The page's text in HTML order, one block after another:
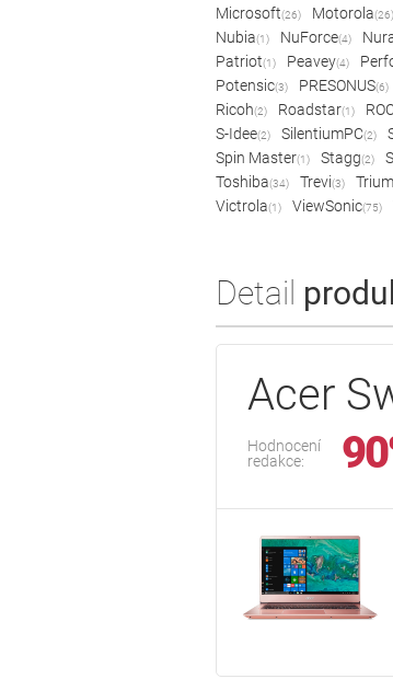
Microsoft(26) Motorola(26)
Nubia(1) NuForce(4)
Patriot(1) Peavey(4)
Potensic(3) PRESONUS(6)
Ricoh(2) Roadstar(1)
S-Idee(2) SilentiumPC(2)
Spin Master(1) Stagg(2)
Toshiba(34) Trevi(3)
Victrola(1) ViewSonic(75)
Detail
Acer
Hodnocení
redakce: